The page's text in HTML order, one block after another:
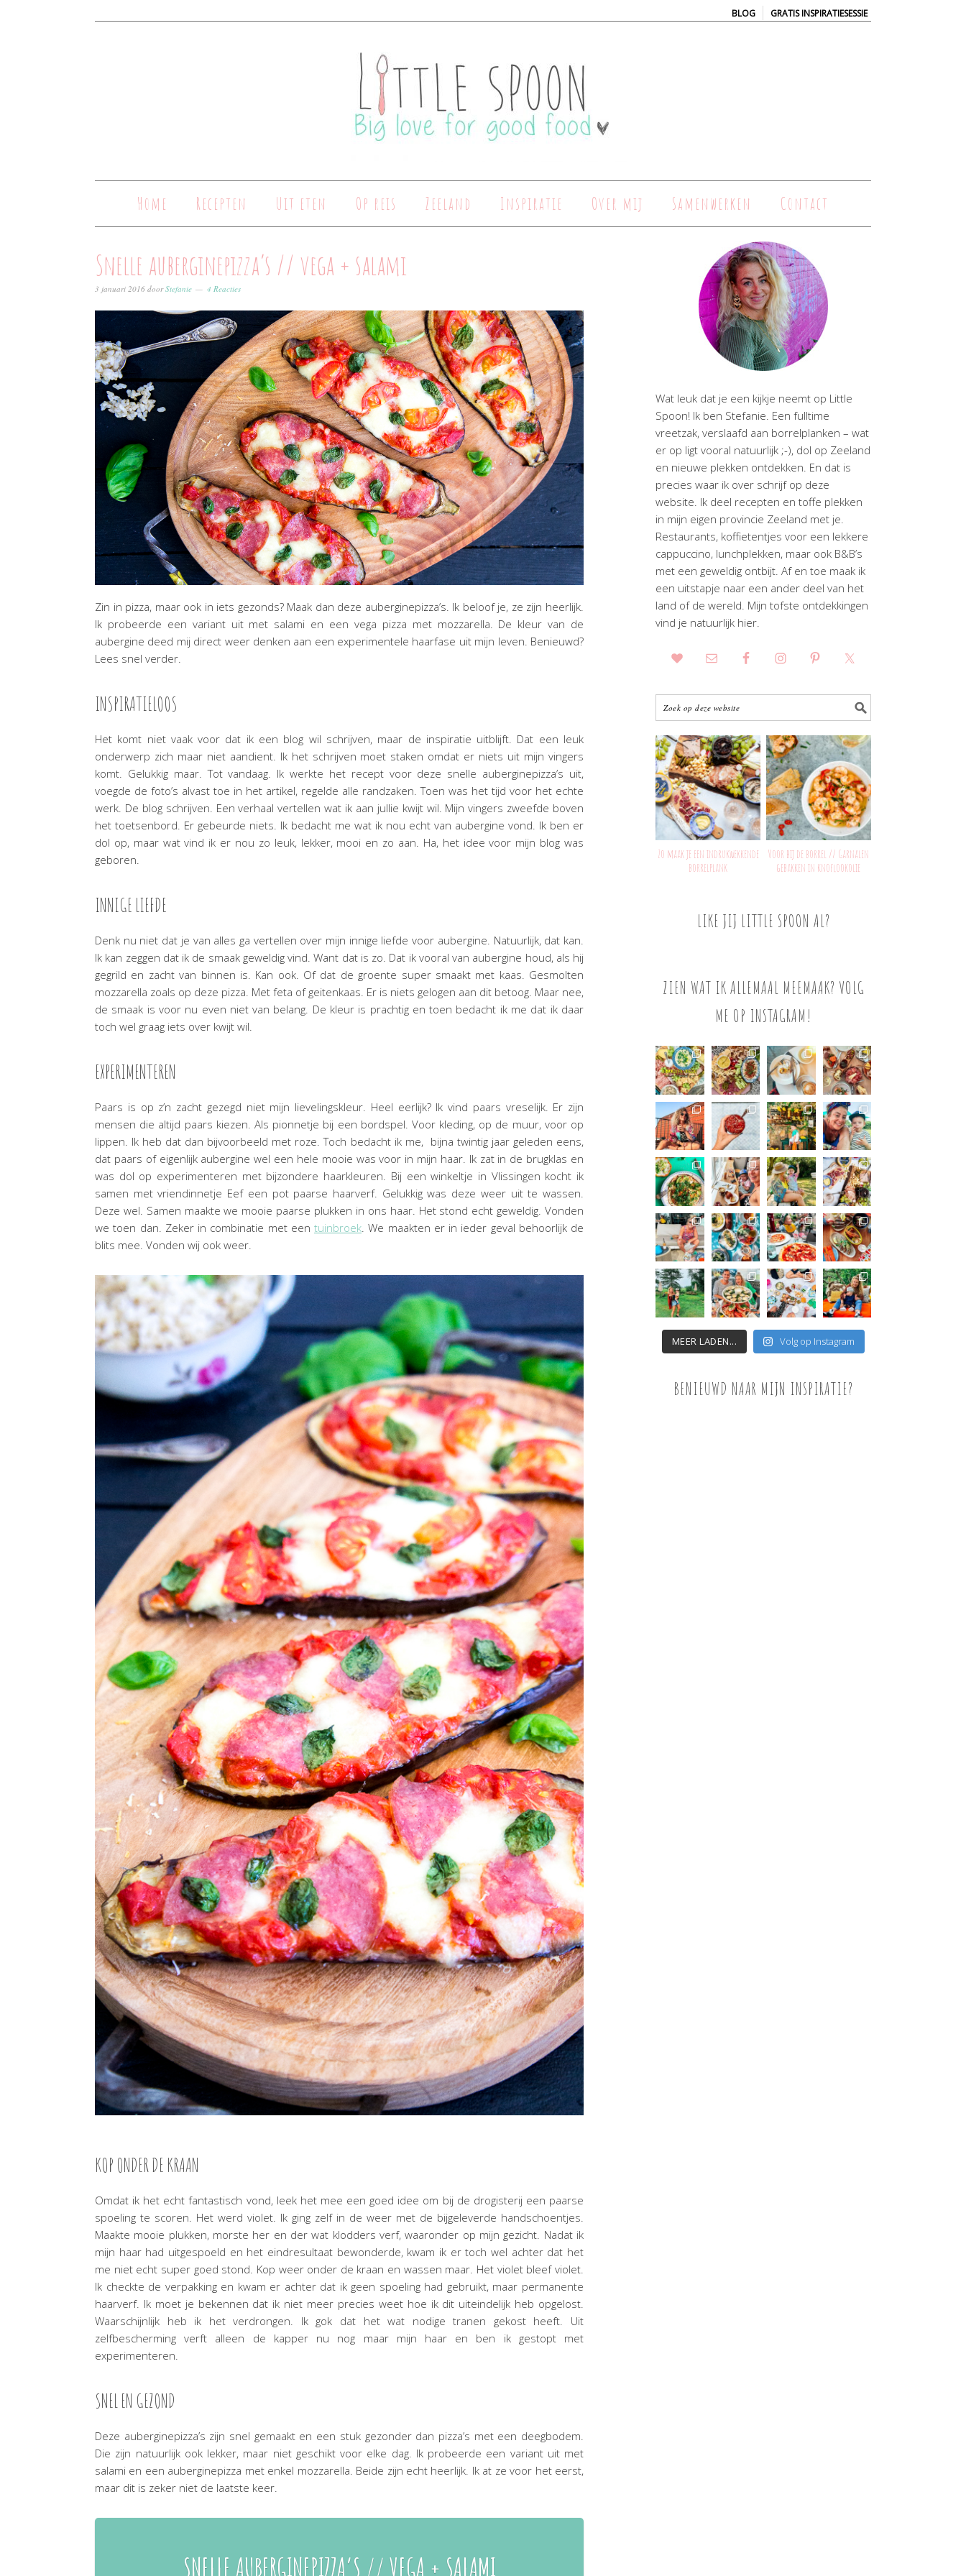
BLOG | GRATIS INSPIRATIESESSIE
Home Recepten Uit eten Op reis Zeeland Inspiratie Over mij Samenwerken Contact
Snelle auberginepizza’s // vega + salami
3 januari 2016 doorStefanie 4 Reacties
Zin in pizza, maar ook in iets gezonds? Maak dan deze auberginepizza’s. Ik beloof je, ze zijn heerlijk.
Ik probeerde een variant uit met salami en een vega pizza met mozzarella. De kleur van de
aubergine deed mij direct weer denken aan een experimentele haarfase uit mijn leven. Benieuwd?
Lees snel verder.
INSPIRATIELOOS
Het komt niet vaak voor dat ik een blog wil schrijven, maar de inspiratie uitblijft. Dat een leuk
onderwerp zich maar niet aandient. Ik het schrijven moet staken omdat er niets uit mijn vingers
komt. Gelukkig maar. Tot vandaag. Ik werkte het recept voor deze snelle auberginepizza’s uit,
voegde de foto’s alvast toe in het artikel, regelde alle randzaken. Toen was het tijd voor het echte
werk. De blog schrijven. Een verhaal vertellen wat ik aan jullie kwijt wil. Mijn vingers zweefde boven
het toetsenbord. Er gebeurde niets. Ik bedacht me wat ik nou echt van aubergine vond. Ik ben er
dol op, maar wat vind ik er nou zo leuk, lekker, mooi en zo aan. Ha, het idee voor mijn blog was
geboren.
INNIGE LIEFDE
Denk nu niet dat je van alles ga vertellen over mijn innige liefde voor aubergine. Natuurlijk, dat kan.
Ik kan zeggen dat ik de smaak geweldig vind. Want dat is zo. Dat ik vooral van aubergine houd, als hij
gegrild en zacht van binnen is. Kan ook. Of dat de groente super smaakt met kaas. Gesmolten
mozzarella zoals op deze pizza. Met feta of geitenkaas. Er is niets gelogen aan dit betoog. Maar nee,
de smaak is voor nu even niet van belang. De kleur is prachtig en toen bedacht ik me dat ik daar
toch wel graag iets over kwijt wil.
EXPERIMENTEREN
Paars is op z’n zacht gezegd niet mijn lievelingskleur. Heel eerlijk? Ik vind paars vreselijk. Er zijn
mensen die altijd paars kiezen. Als pionnetje bij een bordspel. Voor kleding, op de muur, voor op
lippen. Ik heb dat dan bijvoorbeeld met roze. Toch bedacht ik me, bijna twintig jaar geleden eens,
dat paars of eigenlijk aubergine wel een hele mooie was voor in mijn haar. Ik zat in de brugklas en
was dol op experimenteren met bijzondere haarkleuren. Bij een winkeltje in Vlissingen kocht ik
samen met vriendinnetje Eef een pot paarse haarverf. Gelukkig was deze weer uit te wassen.
Deze wel. Samen maakte we mooie paarse plukken in ons haar. Het stond echt geweldig. Vonden
we toen dan. Zeker in combinatie met een tuinbroek . We maakten er in ieder geval behoorlijk de
blits mee. Vonden wij ook weer.
KOP ONDER DE KRAAN
Omdat ik het echt fantastisch vond, leek het mee een goed idee om bij de drogisterij een paarse
spoeling te scoren. Het werd violet. Ik ging zelf in de weer met de bijgeleverde handschoentjes.
Maakte mooie plukken, morste her en der wat klodders verf, waaronder op mijn gezicht. Nadat ik
mijn haar had uitgespoeld en het eindresultaat bewonderde, kwam ik er toch wel achter dat het
me niet echt super goed stond. Kop weer onder de kraan en wassen maar. Het violet bleef violet.
Ik checkte de verpakking en kwam er achter dat ik geen spoeling had gebruikt, maar permanente
haarverf. Ik moet je bekennen dat ik niet meer precies weet hoe ik dit uiteindelijk heb opgelost.
Waarschijnlijk heb ik het verdrongen. Ik gok dat het wat nodige tranen gekost heeft. Uit
zelfbescherming verft alleen de kapper nu nog maar mijn haar en ben ik gestopt met
experimenteren.
SNEL EN GEZOND
Deze auberginepizza’s zijn snel gemaakt en een stuk gezonder dan pizza’s met een deegbodem.
Die zijn natuurlijk ook lekker, maar niet geschikt voor elke dag. Ik probeerde een variant uit met
salami en een auberginepizza met enkel mozzarella. Beide zijn echt heerlijk. Ik at ze voor het eerst,
maar dit is zeker niet de laatste keer.
SNELLE AUBERGINEPIZZA’S // VEGA + SALAMI
Wat leuk dat je een kijkje neemt op Little
Spoon! Ik ben Stefanie. Een fulltime
vreetzak, verslaafd aan borrelplanken – wat
er op ligt vooral natuurlijk ;-), dol op Zeeland
en nieuwe plekken ontdekken. En dat is
precies waar ik over schrijf op deze
website. Ik deel recepten en toffe plekken
in mijn eigen provincie Zeeland met je.
Restaurants, koffietentjes voor een lekkere
cappuccino, lunchplekken, maar ook B&B’s
met een geweldig ontbijt. Af en toe maak ik
een uitstapje naar een ander deel van het
land of de wereld. Mijn tofste ontdekkingen
vind je natuurlijk hier.
Zo maak je een indrukwekkende
borrelplank
Voor bij de borrel // Garnalen
gebakken in knoflookolie
LIKE JIJ LITTLE SPOON AL?
ZIEN WAT IK ALLEMAAL MEEMAAK? VOLG
ME OP INSTAGRAM!
MEER LADEN... Volg op Instagram
BENIEUWD NAAR MIJN INSPIRATIE?